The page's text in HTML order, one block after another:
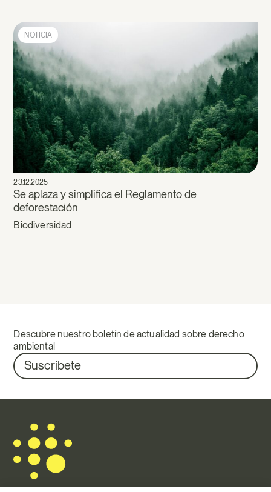
NOTICIA
23.12.2025
Se aplaza y simplifica el Reglamento de
deforestación
Biodiversidad
Descubre nuestro boletín de actualidad sobre derecho
ambiental
Suscríbete